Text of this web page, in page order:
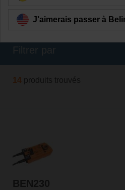
Pour en
14produits trouvés
BEN230
J'aimerais passer à